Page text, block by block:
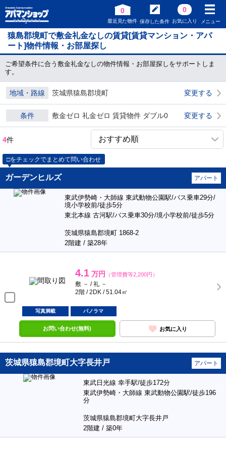
0
最近見た物件 保存した条件
0
お気に入り メニュー
猿島郡境町で敷金礼金なしの賃貸[賃貸マンション・アパ
ート]物件情報・お部屋探し
ご希望条件に合う敷金礼金なしの物件情報・お部屋探しをサポートしま
す。
地域・路線 茨城県猿島郡境町 変更する
条件 敷金ゼロ 礼金ゼロ 賃貸物件 ダブル0 変更する
4件
□をチェックでまとめて問い合わせ
ガーデンヒルズ アパート
東武伊勢崎・大師線 東武動物公園駅/バス乗車29分/
境小学校前/徒歩5分
東北本線 古河駅/バス乗車30分/境小学校前/徒歩5分
茨城県猿島郡境町 1868-2
2階建 / 築28年
4.1 万円 （管理費等2,200円）
敷 － / 礼 －
2階 / 2DK / 51.04㎡
写真満載 パノラマ
お問い合わせ(無料) お気に入り
茨城県猿島郡境町大字長井戸 アパート
東武日光線 幸手駅/徒歩172分
東武伊勢崎・大師線 東武動物公園駅/徒歩196
分
茨城県猿島郡境町大字長井戸
2階建 / 築0年